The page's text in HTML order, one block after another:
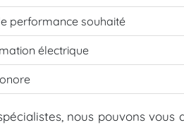
performance souhaité
électrique
nous pouvons